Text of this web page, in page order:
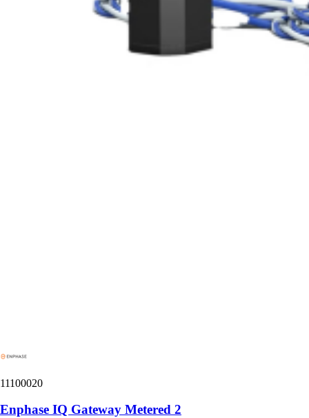
11100020
Enphase IQ Gateway Metered 2